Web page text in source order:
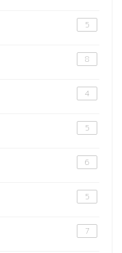
5
8
4
5
6
5
7